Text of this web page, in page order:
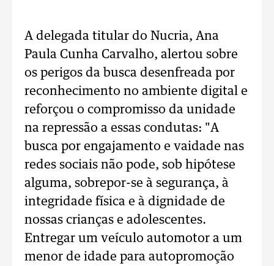
A delegada titular do Nucria, Ana
Paula Cunha Carvalho, alertou sobre
os perigos da busca desenfreada por
reconhecimento no ambiente digital e
reforçou o compromisso da unidade
na repressão a essas condutas: "A
busca por engajamento e vaidade nas
redes sociais não pode, sob hipótese
alguma, sobrepor-se à segurança, à
integridade física e à dignidade de
nossas crianças e adolescentes.
Entregar um veículo automotor a um
menor de idade para autopromoção